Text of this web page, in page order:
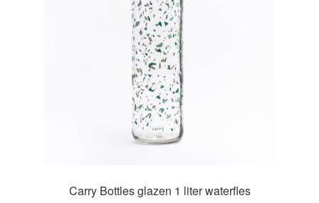
Carry Bottles glazen 1 liter waterfles